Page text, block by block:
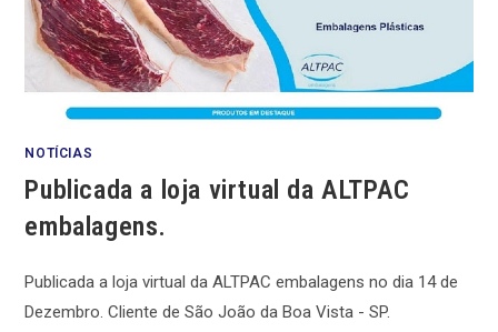
NOTÍCIAS
Publicada a loja virtual da ALTPAC
embalagens.
Publicada a loja virtual da ALTPAC embalagens no dia 14 de
Dezembro. Cliente de São João da Boa Vista - SP.